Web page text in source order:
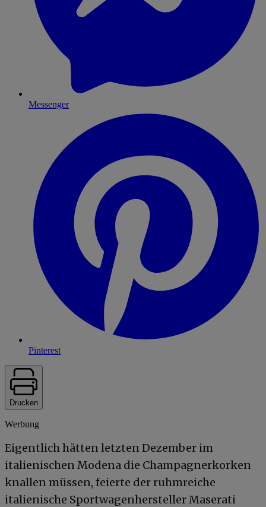
Messenger
Pinterest
Drucken
Werbung
Eigentlich hätten letzten Dezember im
italienischen Modena die Champagnerkorken
knallen müssen, feierte der ruhmreiche
italienische Sportwagenhersteller Maserati